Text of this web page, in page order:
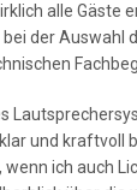
alle Gäste
der Auswahl
und kraftvoll
wenn ich auch